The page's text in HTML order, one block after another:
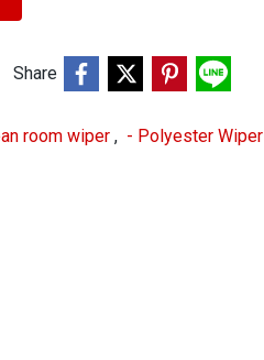
Share
room wiper , - Polyester Wiper